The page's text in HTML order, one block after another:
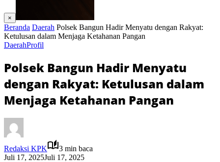
×
Beranda Daerah Polsek Bangun Hadir Menyatu dengan Rakyat:
Ketulusan dalam Menjaga Ketahanan Pangan
DaerahProfil
Polsek Bangun Hadir Menyatu
dengan Rakyat: Ketulusan dalam
Menjaga Ketahanan Pangan
Redaksi KPK
3 min baca
Juli 17, 2025Juli 17, 2025